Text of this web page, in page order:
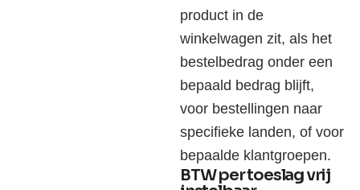
product in de
winkelwagen zit, als het
bestelbedrag onder een
bepaald bedrag blijft,
voor bestellingen naar
specifieke landen, of voor
bepaalde klantgroepen.
BTW per toeslag vrij